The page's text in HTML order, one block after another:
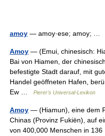
amoy — amoy·ese; amoy; …
Amoy — (Emui, chinesisch:
Bai von Hiamen, der
befestigte Stadt darauf, mit
Handel geöffneten Hafen,
Ew …
Pierer's Universal-Lexikon
Amoy — (Hiamun), eine dem
Chinas (Provinz Fukiën), auf
von 400,000 Menschen in